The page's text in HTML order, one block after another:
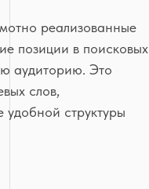
реализованные
позиции в поисковых
аудиторию. Это
слов,
удобной структуры